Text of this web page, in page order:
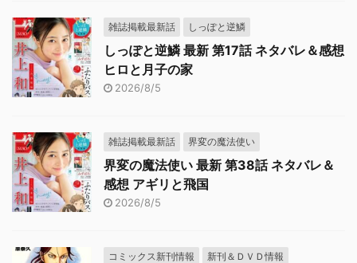
雑誌掲載最新話 しっぽと逆鱗
しっぽと逆鱗 最新 第17話 ネタバレ＆感想
ヒロと月子の家
2026/8/5
雑誌掲載最新話 界変の魔法使い
界変の魔法使い 最新 第38話 ネタバレ＆
感想 アギリと飛国
2026/8/5
コミックス新刊情報
新刊＆ＤＶＤ情報